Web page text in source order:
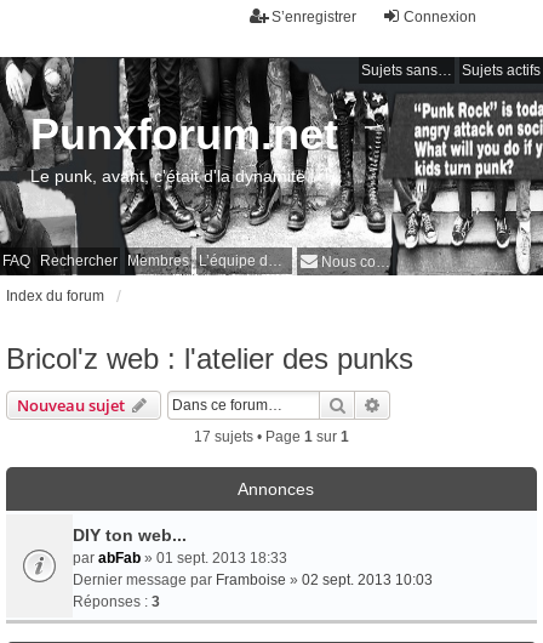
Connexion
S’enregistrer
Sujets sans réponse Sujets actifs
FAQ Rechercher Membres L’équipe du forum Nous contacter
Punxforum.net
Le punk, avant, c'était d'la dynamite !
Index du forum
Bricol'z web : l'atelier des punks
Nouveau sujet Rechercher
17 sujets • Page 1 sur 1
Annonces
DIY ton web...
par abFab » 01 sept. 2013 18:33
Dernier message par Framboise » 02 sept. 2013 10:03
Réponses : 3